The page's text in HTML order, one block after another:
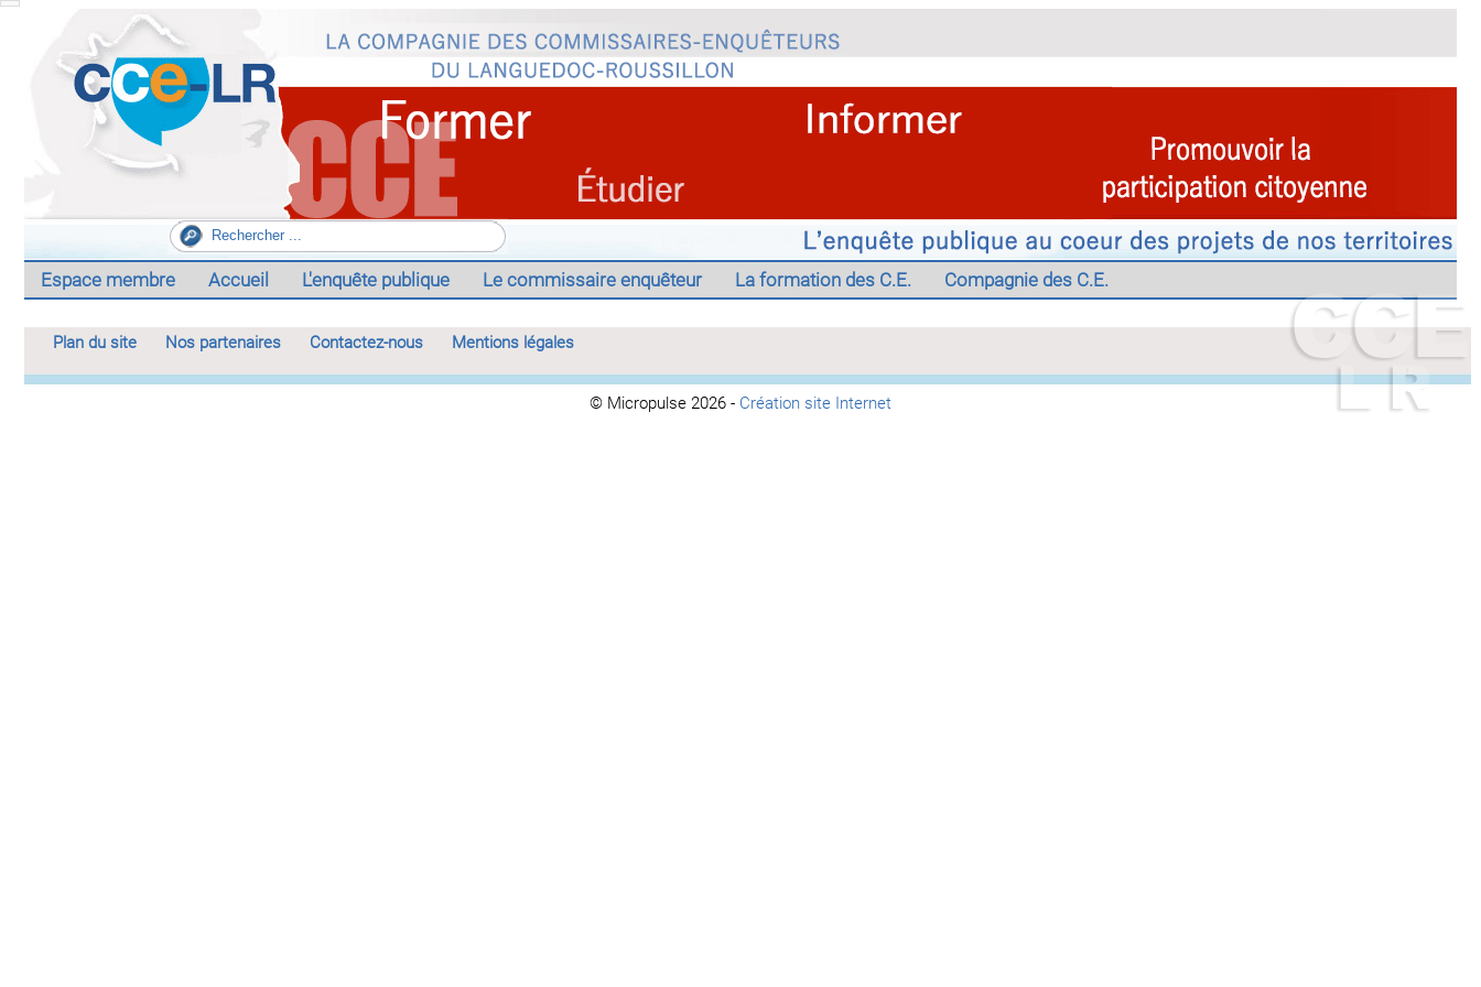
Espace membre Accueil L'enquête publique Le commissaire enquêteur La formation des C.E. Compagnie des C.E.
Plan du site Nos partenaires Contactez-nous Mentions légales
© Micropulse 2026 - Création site Internet